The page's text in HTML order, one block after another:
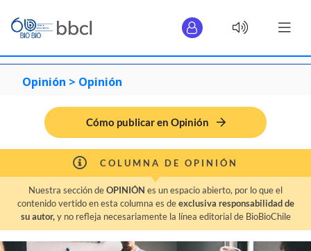
Opinión > Opinión
Cómo publicar en Opinión
COLUMNA DE OPINIÓN
Nuestra sección deOPINIÓN es un espacio abierto, por lo que el
contenido vertido en esta columna es deexclusiva responsabilidad de
su autor,y no refleja necesariamente la línea editorial de BioBioChile